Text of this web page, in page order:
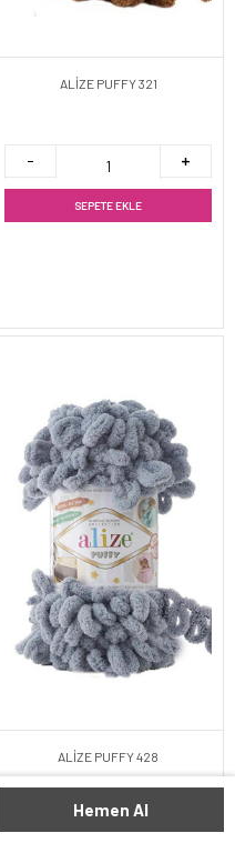
Hemen Al
ALİZE PUFFY 321
SEPETE EKLE
ALİZE PUFFY 428